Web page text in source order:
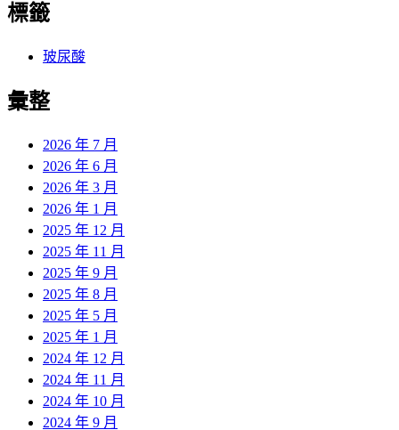
標籤
玻尿酸
彙整
2026 年 7 月
2026 年 6 月
2026 年 3 月
2026 年 1 月
2025 年 12 月
2025 年 11 月
2025 年 9 月
2025 年 8 月
2025 年 5 月
2025 年 1 月
2024 年 12 月
2024 年 11 月
2024 年 10 月
2024 年 9 月